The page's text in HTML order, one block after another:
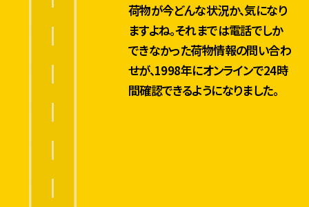
荷物が今どんな状況か、気になり
ますよね。それまでは電話でしか
できなかった荷物情報の問い合わ
せが、1998年にオンラインで24時
間確認できるようになりました。